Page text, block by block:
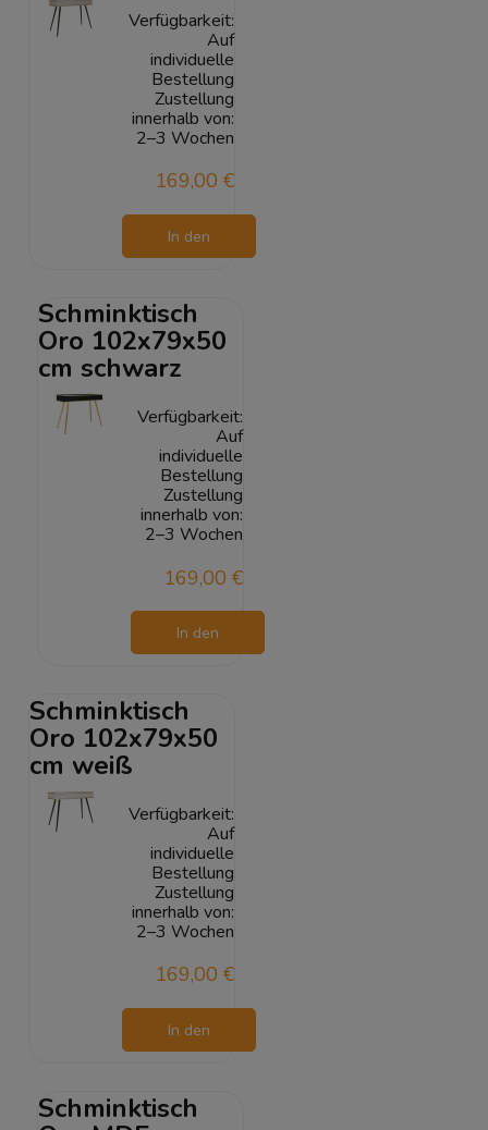
Verfügbarkeit:
Auf
individuelle
Bestellung
Zustellung
innerhalb von:
2–3 Wochen
169,00 €
In den
Schminktisch
Oro 102x79x50
cm schwarz
Verfügbarkeit:
Auf
individuelle
Bestellung
Zustellung
innerhalb von:
2–3 Wochen
169,00 €
In den
Schminktisch
Oro 102x79x50
cm weiß
Verfügbarkeit:
Auf
individuelle
Bestellung
Zustellung
innerhalb von:
2–3 Wochen
169,00 €
In den
Schminktisch